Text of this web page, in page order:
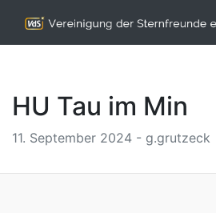
HU Tau im Min
11. September 2024 - g.grutzeck